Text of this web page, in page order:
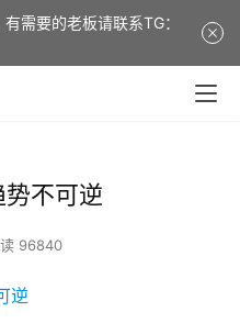
不可逆
96840
需要的老板请联系TG：
It is a 8-year-old
TG: tuhaov